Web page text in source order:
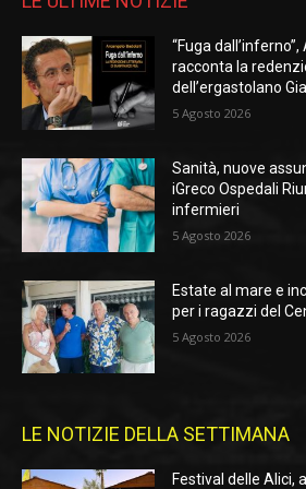
“Fuga
racconta la
dell’ergastolano
5 Agosto 2026
Sanità, nuove
iGreco Ospedali
infermieri
5 Agosto 2026
Estate al mare e
per i ragazzi del
5 Agosto 2026
LE NOTIZIE DELLA SETTIMANA
Festival delle Alici,